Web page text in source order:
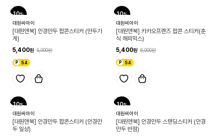
10
대원씨아이
[대원앤북] 안경만두 팝콘스티커 (만두가
게)
5,400
6,000
54
10
대원씨아이
[대원앤북] 카카오프렌즈 팝콘 스티커(춘
식 해피믹스)
5,400
6,000
54
10
대원씨아이
[대원앤북] 안경만두 팝콘스티커 (안경만
두 일상)
10
대원씨아이
[대원앤북] 안경만두 스탠딩스티커 (안경
만두 반점)